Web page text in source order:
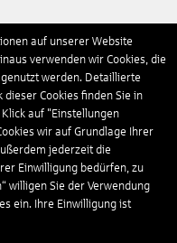
auf unserer Website
verwenden wir Cookies, die
werden. Detaillierte
Cookies finden Sie in
auf "Einstellungen
wir auf Grundlage Ihrer
jederzeit die
Einwilligung bedürfen, zu
willigen Sie der Verwendung
ein. Ihre Einwilligung ist